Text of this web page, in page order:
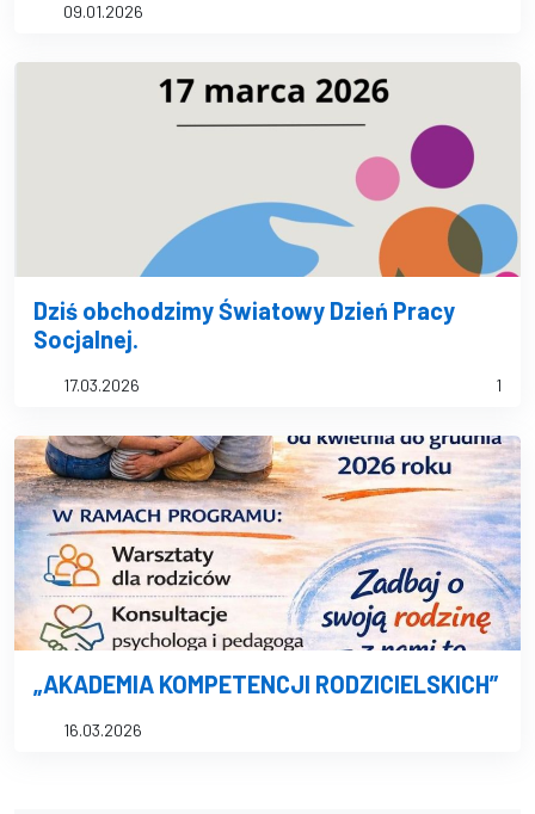
09.01.2026
Dziś obchodzimy Światowy Dzień Pracy
Socjalnej.
17.03.2026 1
„AKADEMIA KOMPETENCJI RODZICIELSKICH”
16.03.2026